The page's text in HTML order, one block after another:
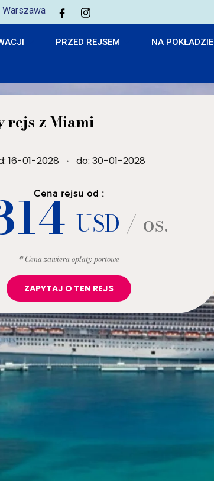
Warszawa
PRZED REJSEM NA POKŁADZIE
rejs z Miami
16-01-2028 · do: 30-01-2028
Cena rejsu od :
USD / os.
* Cena zawiera opłaty portowe
ZAPYTAJ O TEN REJS